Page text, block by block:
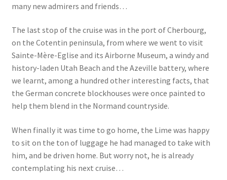
many new admirers and friends…
The last stop of the cruise was in the port of Cherbourg,
on the Cotentin peninsula, from where we went to visit
Sainte-Mère-Eglise and its Airborne Museum, a windy and
history-laden Utah Beach and the Azeville battery, where
we learnt, among a hundred other interesting facts, that
the German concrete blockhouses were once painted to
help them blend in the Normand countryside.
When finally it was time to go home, the Lime was happy
to sit on the ton of luggage he had managed to take with
him, and be driven home. But worry not, he is already
contemplating his next cruise…